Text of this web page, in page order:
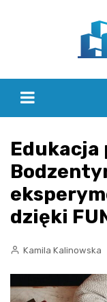
Edukacja
dzięki
Kamila Kalinowska